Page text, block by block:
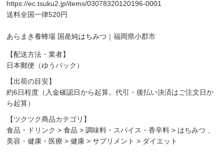
https://ec.tsuku2.jp/items/03078320120196-0001
送料全国一律520円
あらまき養蜂場 国産純はちみつ｜福岡県小郡市
【配送方法・業者】
日本郵便（ゆうパック）
【出荷の目安】
約6日程度（入金確認日から起算。代引・後払い決済はご注文日か
ら起算）
【ツクツク商品カテゴリ】
食品・ドリンク >食品 >調味料・スパイス・香辛料 > はちみつ
美容・健康・医療 >健康 >サプリメント > ダイエット